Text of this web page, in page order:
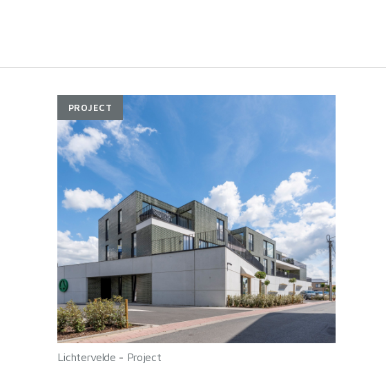
PROJECT
Lichtervelde - Project